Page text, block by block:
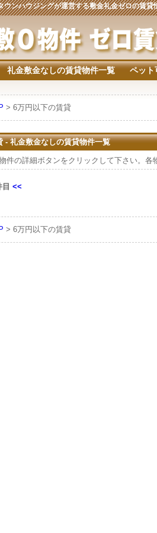
ウンハウジングが運営する敷金礼金ゼロの賃貸
礼金敷金なしの賃貸物件一覧 ペット
> 6万円以下の賃貸
- 礼金敷金なしの賃貸物件一覧
件の詳細ボタンをクリックして下さい。各
目 <<
> 6万円以下の賃貸